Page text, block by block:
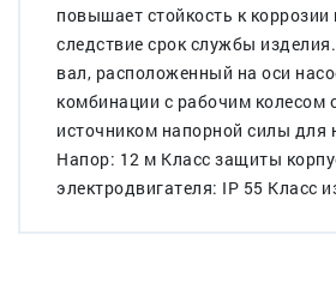
повышает стойкость к коррозии
следствие срок службы
вал, расположенный на оси
комбинации с рабочим колесом
источником напорной силы для
Напор: 12 м Класс защиты
электродвигателя: IP 55 Класс